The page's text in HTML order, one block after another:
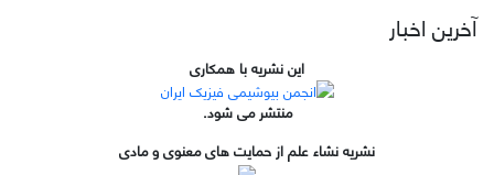
آخرین اخبار
این نشریه با همکاری
منتشر می شود.
نشریه نشاء علم از حمایت های معنوی و مادی